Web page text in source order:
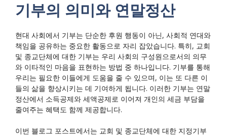
기부의 의미와 연말정산
현대 사회에서 기부는 단순한 후원 행동이 아닌, 사회적 연대와
책임을 공유하는 중요한 활동으로 자리 잡았습니다. 특히, 교회
및 종교단체에 대한 기부는 우리 사회의 구성원으로서의 의무
와 이타적인 마음을 표현하는 방법 중 하나입니다. 기부를 통해
우리는 필요한 이들에게 도움을 줄 수 있으며, 이는 또 다른 이
들의 삶을 향상시키는 데 기여하게 됩니다. 이러한 기부는 연말
정산에서 소득공제와 세액공제로 이어져 개인의 세금 부담을
줄여주는 혜택도 함께 제공합니다.
이번 블로그 포스트에서는 교회 및 종교단체에 대한 지정기부